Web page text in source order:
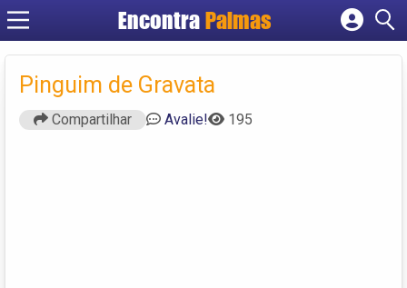
Encontra Palmas
Cadastrar empresa
Criar conta
Pinguim de Gravata
Compartilhar Avalie! 195